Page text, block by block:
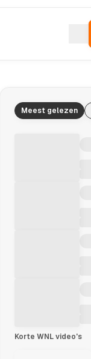
Meest gelezen
Korte WNL video's